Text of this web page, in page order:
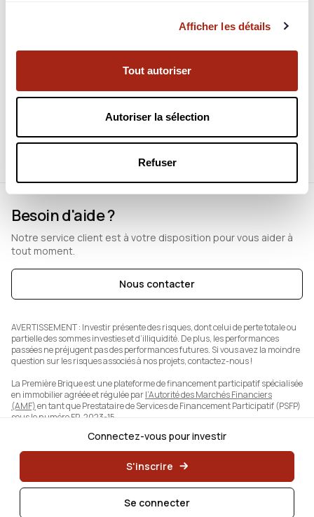
Afficher les détails
Tout autoriser
Autoriser la sélection
Refuser
Comment et quand est-on remboursé ?
Quelle fiscalité est appliquée sur mes bénéfices ?
Quel est le fonctionnement des jimbots les
investisseurs automatiques ?
Besoin d'aide ?
Notre service client est à votre disposition pour vous aider à
tout moment.
Nous contacter
AVERTISSEMENT : Investir présente des risques, dont celui de perte totale ou
partielle des sommes investies et d’illiquidité. De plus, les performances
passées ne préjugent pas des performances futures. Si vous avez la moindre
question sur les risques associés à nos projets, contactez-nous !
La Première Brique est une plateforme de financement participatif spécialisée
en immobilier agréée et régulée parl’Autorité des Marchés Financiers
(AMF)en tant que Prestataire de Services de Financement Participatif (PSFP)
sous le numéro FP-2023-15.
Connectez-vous pour investir
S'inscrire
Se connecter